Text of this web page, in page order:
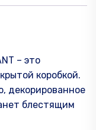
– это
коробкой.
декорированное
блестящим